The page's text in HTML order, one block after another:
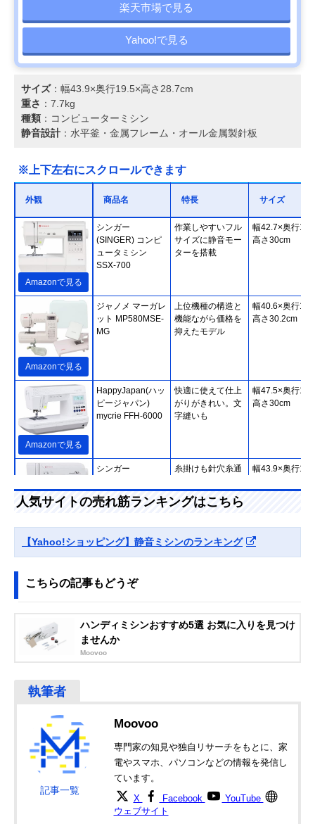
楽天市場で見る
Yahoo!で見る
サイズ：幅43.9×奥行19.5×高さ28.7cm
重さ ：7.7kg
種類 ：コンピューターミシン
静音設計 ：水平釜・金属フレーム・オール金属製針板
※上下左右にスクロールできます
外観 商品名 特長 サイズ
Amazonで見る
シンガー
(SINGER) コンピ
ュータミシン
SSX-700
作業しやすいフル
サイズに静音モー
ターを搭載
幅42.7×奥行
高さ30cm
Amazonで見る
ジャノメ マーガレ
ット MP580MSE-
MG
上位機種の構造と
機能ながら価格を
抑えたモデル
幅40.6×奥行
高さ30.2cm
Amazonで見る
HappyJapan(ハッ
ピージャパン)
mycrie FFH-6000
快適に使えて仕上
がりがきれい。文
字縫いも
幅47.5×奥行
高さ30cm
シンガー
ヌウ プラス
SC227
糸掛けも針穴糸通
入れも簡単
幅43.9×奥行
人気サイトの売れ筋ランキングはこちら
【Yahoo!ショッピング】静音ミシンのランキング
こちらの記事もどうぞ
ハンディミシンおすすめ5選 お気に入りを見つけ
ませんか
Moovoo
記事一覧
Moovoo
専門家の知見や独自リサーチをもとに、家
電やスマホ、パソコンなどの情報を発信し
ています。
X Facebook
YouTube
ウェブサイト